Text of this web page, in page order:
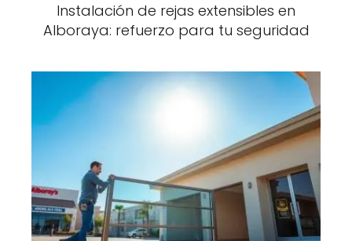
Instalación de rejas extensibles en
Alboraya: refuerzo para tu seguridad